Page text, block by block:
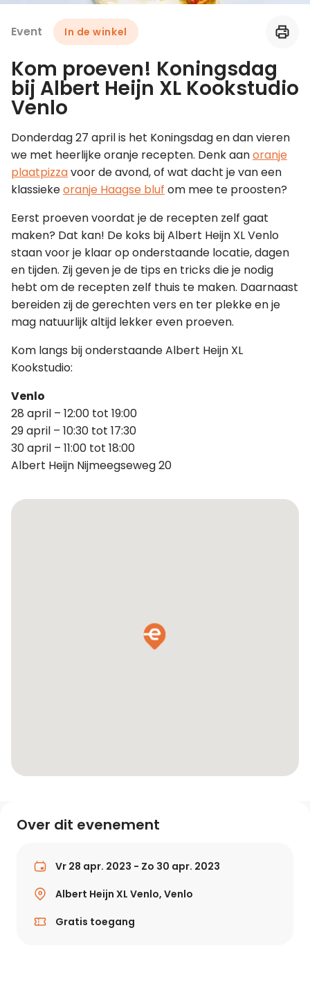
Leer koken als een chef
Kooktips & blogs
Event In de winkel
Kom proeven! Koningsdag
bij Albert Heijn XL Kookstudio
Venlo
Donderdag 27 april is het Koningsdag en dan vieren
we met heerlijke oranje recepten. Denk aanoranje
plaatpizzavoor de avond, of wat dacht je van een
klassiekeoranje Haagse bluf om mee te proosten?
Eerst proeven voordat je de recepten zelf gaat
maken? Dat kan! De koks bij Albert Heijn XL Venlo
staan voor je klaar op onderstaande locatie, dagen
en tijden. Zij geven je de tips en tricks die je nodig
hebt om de recepten zelf thuis te maken. Daarnaast
bereiden zij de gerechten vers en ter plekke en je
mag natuurlijk altijd lekker even proeven.
Kom langs bij onderstaande Albert Heijn XL
Kookstudio:
Venlo
28 april – 12:00 tot 19:00
29 april – 10:30 tot 17:30
30 april – 11:00 tot 18:00
Albert Heijn Nijmeegseweg 20
Over dit evenement
Vr 28 apr. 2023 - Zo 30 apr. 2023
Albert Heijn XL Venlo, Venlo
Gratis toegang